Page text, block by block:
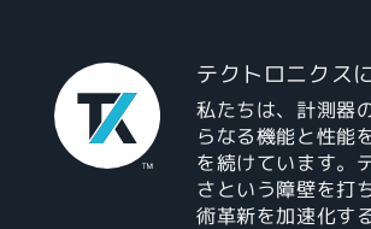
テクトロニクス
私たちは、計測器
らなる機能と性能
を続けています。
さという障壁を打
術革新を加速化す